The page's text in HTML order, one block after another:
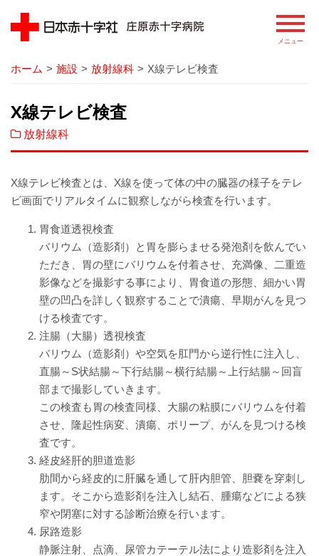
病院
院長あいさつ
患者さまの権利
病院のあゆみ
病院の特徴
赤十字について
院内掲示
経営指標（統計）
カスタマーハラスメント基本方針
職員研修会
病院機能評価
広報誌『そよ風』
ホーム > 施設 > 放射線科 > X線テレビ検査
X線テレビ検査
放射線科
X線テレビ検査とは、X線を使って体の中の臓器の様子をテレ
ビ画面でリアルタイムに観察しながら検査を行います。
胃食道透視検査
バリウム（造影剤）と胃を膨らませる発泡剤を飲んでい
ただき、胃の壁にバリウムを付着させ、充満像、二重造
影像などを撮影する事により、胃食道の形態、細かい胃
壁の凹凸を詳しく観察することで潰瘍、早期がんを見つ
ける検査です。
注腸（大腸）透視検査
バリウム（造影剤）や空気を肛門から逆行性に注入し、
直腸～S状結腸～下行結腸～横行結腸～上行結腸～回盲
部まで撮影していきます。
この検査も胃の検査同様、大腸の粘膜にバリウムを付着
させ、隆起性病変、潰瘍、ポリープ、がんを見つける検
査です。
経皮経肝的胆道造影
肋間から経皮的に肝臓を通して肝内胆管、胆嚢を穿刺し
ます。そこから造影剤を注入し結石、腫瘍などによる狭
窄や閉塞に対する診断治療を行います。
尿路造影
静脈注射、点滴、尿管カテーテル法により造影剤を注入